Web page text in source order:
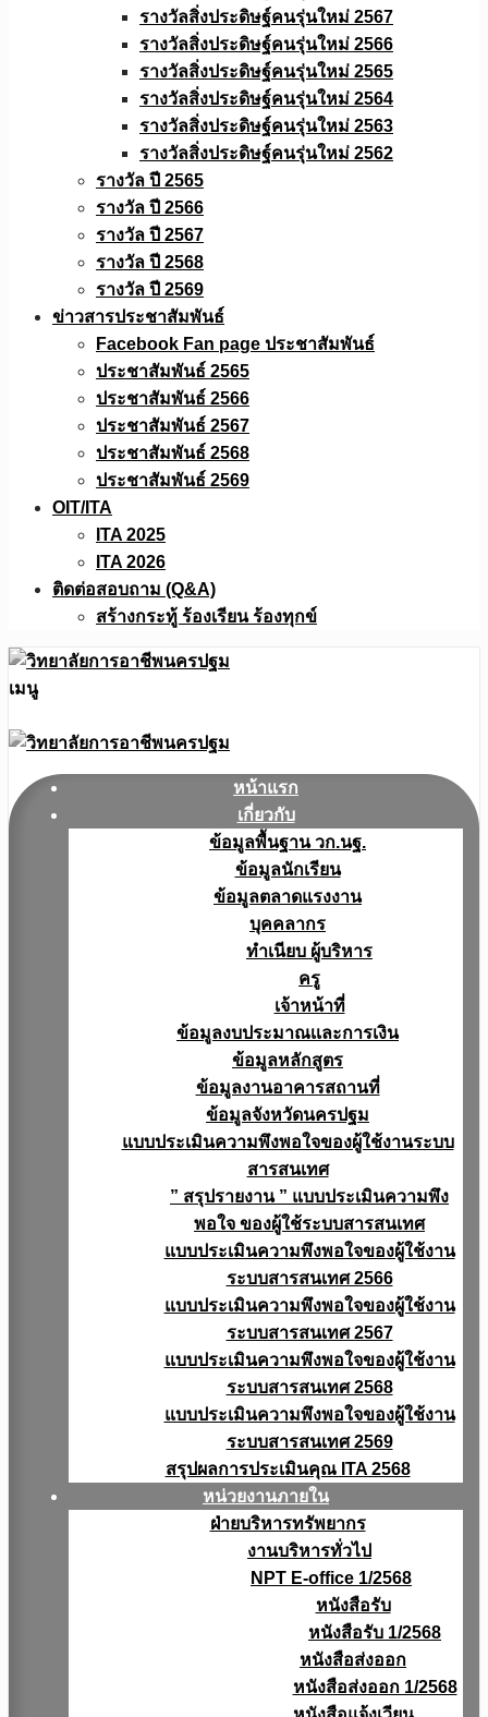
รางวัลสิ่งประดิษฐ์คนรุ่นใหม่ 2567
รางวัลสิ่งประดิษฐ์คนรุ่นใหม่ 2566
รางวัลสิ่งประดิษฐ์คนรุ่นใหม่ 2565
รางวัลสิ่งประดิษฐ์คนรุ่นใหม่ 2564
รางวัลสิ่งประดิษฐ์คนรุ่นใหม่ 2563
รางวัลสิ่งประดิษฐ์คนรุ่นใหม่ 2562
รางวัล ปี 2565
รางวัล ปี 2566
รางวัล ปี 2567
รางวัล ปี 2568
รางวัล ปี 2569
ข่าวสารประชาสัมพันธ์
Facebook Fan page ประชาสัมพันธ์
ประชาสัมพันธ์ 2565
ประชาสัมพันธ์ 2566
ประชาสัมพันธ์ 2567
ประชาสัมพันธ์ 2568
ประชาสัมพันธ์ 2569
OIT/ITA
ITA 2025
ITA 2026
ติดต่อสอบถาม (Q&A)
สร้างกระทู้ ร้องเรียน ร้องทุกข์
เมนู
หน้าแรก
เกี่ยวกับ
ข้อมูลพื้นฐาน วก.นฐ.
ข้อมูลนักเรียน
ข้อมูลตลาดแรงงาน
บุคคลากร
ทำเนียบ ผู้บริหาร
ครู
เจ้าหน้าที่
ข้อมูลงบประมาณเเละการเงิน
ข้อมูลหลักสูตร
ข้อมูลงานอาคารสถานที่
ข้อมูลจังหวัดนครปฐม
แบบประเมินความพึงพอใจของผู้ใช้งานระบบ
สารสนเทศ
” สรุปรายงาน ” แบบประเมินความพึง
พอใจ ของผู้ใช้ระบบสารสนเทศ
แบบประเมินความพึงพอใจของผู้ใช้งาน
ระบบสารสนเทศ 2566
แบบประเมินความพึงพอใจของผู้ใช้งาน
ระบบสารสนเทศ 2567
แบบประเมินความพึงพอใจของผู้ใช้งาน
ระบบสารสนเทศ 2568
แบบประเมินความพึงพอใจของผู้ใช้งาน
ระบบสารสนเทศ 2569
สรุปผลการประเมินคุณ ITA 2568
หน่วยงานภายใน
ฝ่ายบริหารทรัพยากร
งานบริหารทั่วไป
NPT E-office 1/2568
หนังสือรับ
หนังสือรับ 1/2568
หนังสือส่งออก
หนังสือส่งออก 1/2568